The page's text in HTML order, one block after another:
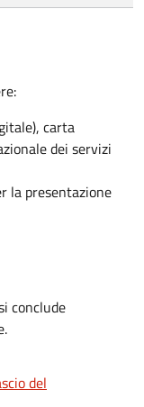
carta
dei servizi
la presentazione
conclude
del